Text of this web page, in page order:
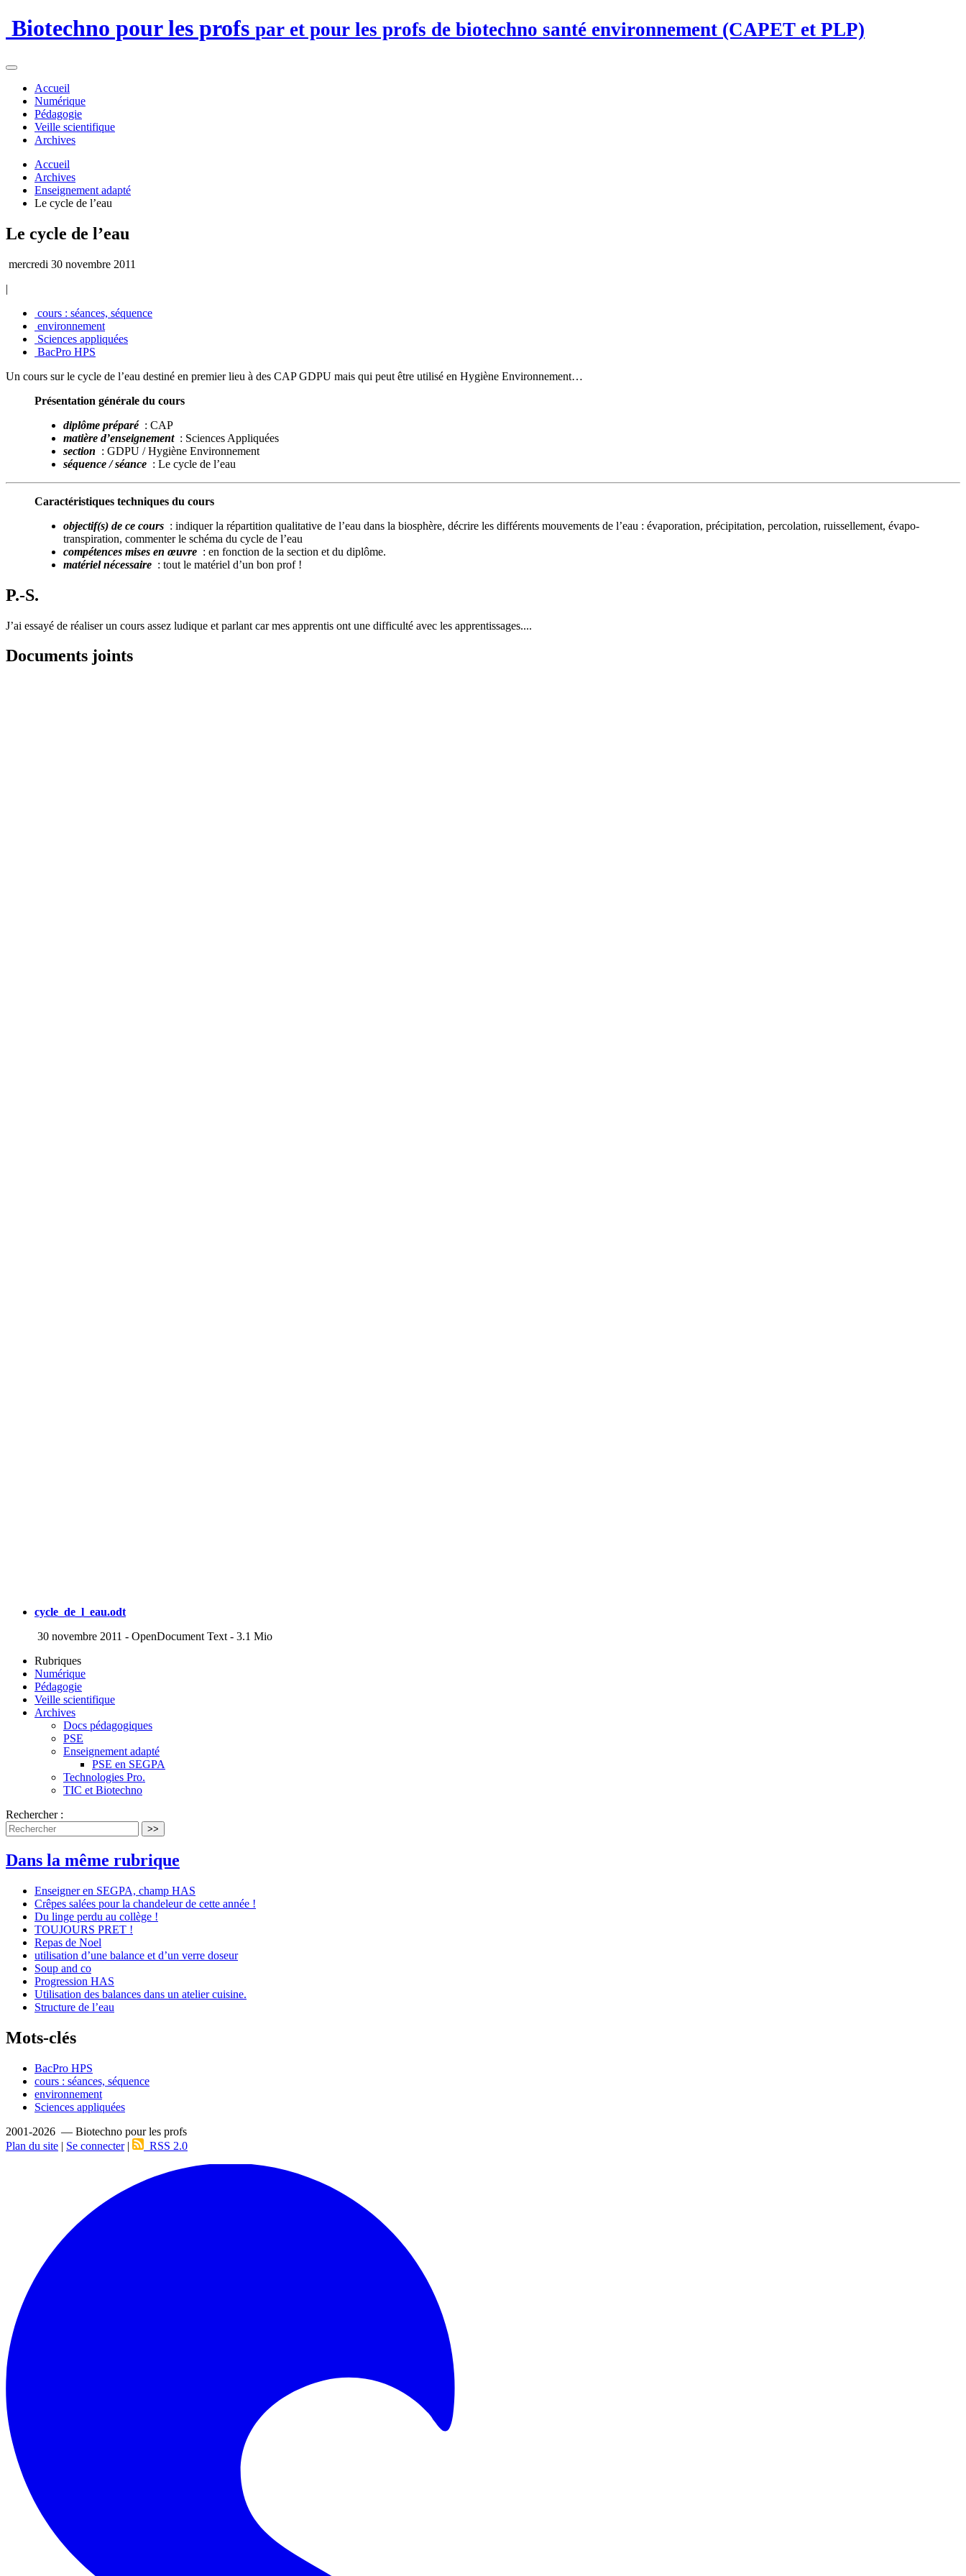
Biotechno pour les profs par et pour les profs de biotechno santé environnement (CAPET et PLP)
Accueil
Numérique
Pédagogie
Veille scientifique
Archives
Accueil
Archives
Enseignement adapté
Le cycle de l’eau
Le cycle de l’eau
mercredi 30 novembre 2011
|
cours : séances, séquence
environnement
Sciences appliquées
BacPro HPS
Un cours sur le cycle de l’eau destiné en premier lieu à des CAP GDPU mais qui peut être utilisé en Hygiène Environnement…
Présentation générale du cours
diplôme préparé : CAP
matière d’enseignement : Sciences Appliquées
section : GDPU / Hygiène Environnement
séquence / séance : Le cycle de l’eau
Caractéristiques techniques du cours
objectif(s) de ce cours : indiquer la répartition qualitative de l’eau dans la biosphère, décrire les différents mouvements de l’eau : évaporation, précipitation, percolation, ruissellement, évapo-
transpiration, commenter le schéma du cycle de l’eau
compétences mises en œuvre : en fonction de la section et du diplôme.
matériel nécessaire : tout le matériel d’un bon prof !
P.-S.
J’ai essayé de réaliser un cours assez ludique et parlant car mes apprentis ont une difficulté avec les apprentissages....
Documents joints
cycle_de_l_eau.odt
30 novembre 2011 - OpenDocument Text - 3.1 Mio
Rubriques
Numérique
Pédagogie
Veille scientifique
Archives
Docs pédagogiques
PSE
Enseignement adapté
PSE en SEGPA
Technologies Pro.
TIC et Biotechno
Rechercher :
>>
Dans la même rubrique
Enseigner en SEGPA, champ HAS
Crêpes salées pour la chandeleur de cette année !
Du linge perdu au collège !
TOUJOURS PRET !
Repas de Noel
utilisation d’une balance et d’un verre doseur
Soup and co
Progression HAS
Utilisation des balances dans un atelier cuisine.
Structure de l’eau
Mots-clés
BacPro HPS
cours : séances, séquence
environnement
Sciences appliquées
2001-2026 — Biotechno pour les profs
Plan du site | Se connecter| RSS 2.0